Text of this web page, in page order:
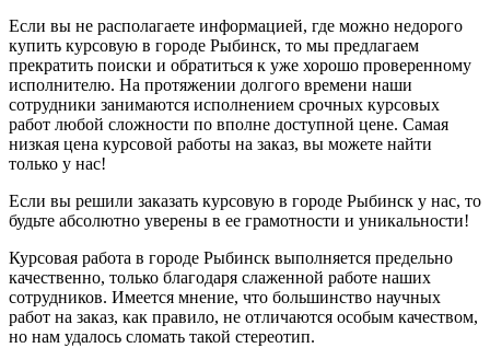
Если вы не располагаете информацией, где можно недорого
купить курсовую в городе Рыбинск, то мы предлагаем
прекратить поиски и обратиться к уже хорошо проверенному
исполнителю. На протяжении долгого времени наши
сотрудники занимаются исполнением срочных курсовых
работ любой сложности по вполне доступной цене. Самая
низкая цена курсовой работы на заказ, вы можете найти
только у нас!
Если вы решили заказать курсовую в городе Рыбинск у нас, то
будьте абсолютно уверены в ее грамотности и уникальности!
Курсовая работа в городе Рыбинск выполняется предельно
качественно, только благодаря слаженной работе наших
сотрудников. Имеется мнение, что большинство научных
работ на заказ, как правило, не отличаются особым качеством,
но нам удалось сломать такой стереотип.